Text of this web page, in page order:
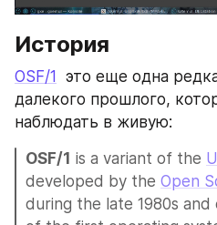
История
OSF/1
это еще одна
далекого прошлого,
наблюдать в живую:
OSF/1 is a variant of the
developed by the Open
during the late 1980s and